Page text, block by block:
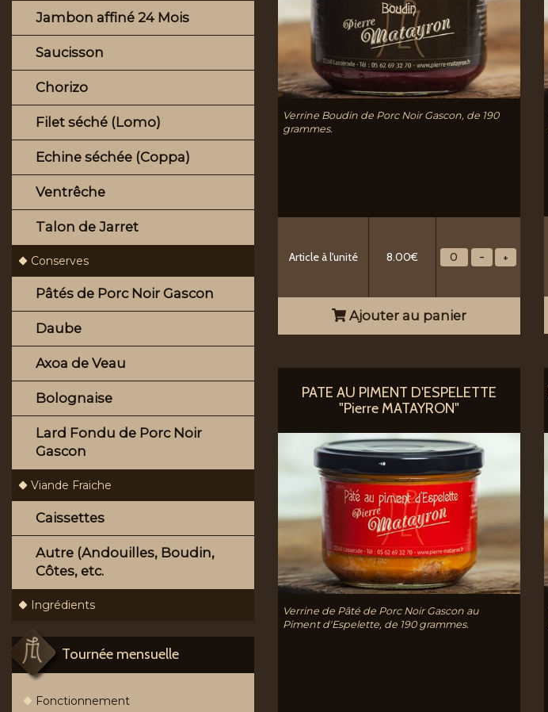
Verrine Boudin de Porc Noir Gascon, de 190
grammes.
Article à l'unité 8.00€
Ajouter au panier
PATE AU PIMENT D'ESPELETTE
"Pierre MATAYRON"
Verrine de Pâté de Porc Noir Gascon au
Piment d'Espelette, de 190 grammes.
Jambon affiné 24 Mois
Saucisson
Chorizo
Filet séché (Lomo)
Echine séchée (Coppa)
Ventrêche
Talon de Jarret
Conserves
Pâtés de Porc Noir Gascon
Daube
Axoa de Veau
Bolognaise
Lard Fondu de Porc Noir
Gascon
Viande Fraiche
Caissettes
Autre (Andouilles, Boudin,
Côtes, etc.
Ingrédients
Tournée mensuelle
Fonctionnement